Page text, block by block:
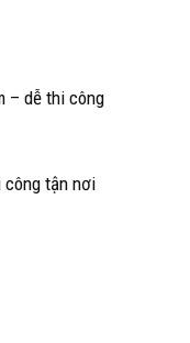
– dễ thi công
công tận nơi